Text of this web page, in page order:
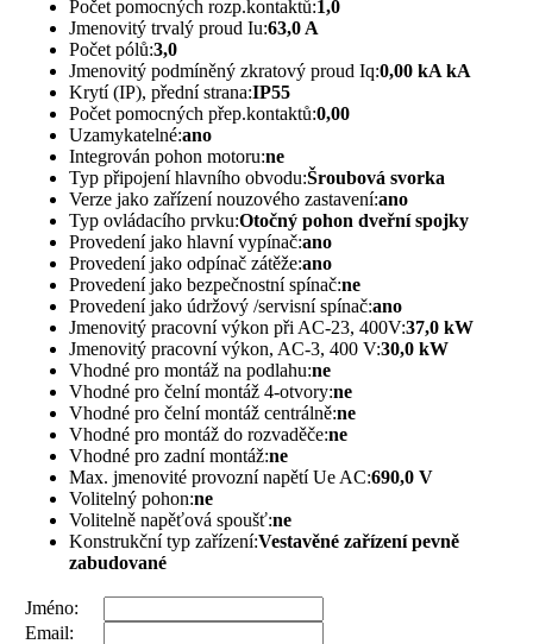
Počet pomocných rozp.kontaktů:1,0
Jmenovitý trvalý proud Iu:63,0 A
Počet pólů:3,0
Jmenovitý podmíněný zkratový proud Iq:0,00 kA kA
Krytí (IP), přední strana:IP55
Počet pomocných přep.kontaktů:0,00
Uzamykatelné:ano
Integrován pohon motoru:ne
Typ připojení hlavního obvodu:Šroubová svorka
Verze jako zařízení nouzového zastavení:ano
Typ ovládacího prvku:Otočný pohon dveřní spojky
Provedení jako hlavní vypínač:ano
Provedení jako odpínač zátěže:ano
Provedení jako bezpečnostní spínač:ne
Provedení jako údržový /servisní spínač:ano
Jmenovitý pracovní výkon při AC-23, 400V:37,0 kW
Jmenovitý pracovní výkon, AC-3, 400 V:30,0 kW
Vhodné pro montáž na podlahu:ne
Vhodné pro čelní montáž 4-otvory:ne
Vhodné pro čelní montáž centrálně:ne
Vhodné pro montáž do rozvaděče:ne
Vhodné pro zadní montáž:ne
Max. jmenovité provozní napětí Ue AC:690,0 V
Volitelný pohon:ne
Volitelně napěťová spoušť:ne
Konstrukční typ zařízení:Vestavěné zařízení pevně
zabudované
Jméno:
Email: